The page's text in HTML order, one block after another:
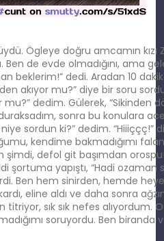
Ögleye doğru amcamın
Ben de evde olmadığını, ama
beklerim!” dedi. Aradan 10
akıyor mu?” diye bir soru
dedim. Gülerek, “Sikinden
sonra bu konulara
sordun ki?” dedim. “Hiiiççç!”
kendime bakmadığımı
şimdi, defol git başımdan
yapıştı, “Hadi ozaman
Ben hem sinirden, hemde
eline aldı ve daha sonra
titriyor, sık sık nefes alıyordum.
soruyordu. Ben biranda